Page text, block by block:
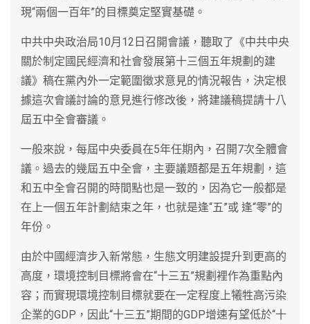
現“兩個一百年”的目標奠定堅實基礎。
中共中央政治局10月12日召開會議，聽取了《中共中央
關於制定國民經濟和社會發展第十三個五年規劃的建
議》稿在黨內外一定範圍徵求意見的情況報告，決定根
據這次會議討論的意見進行修改後，將建議稿提請十八
屆五中全會審議。
一般來說，每屆中央委員在5年任期內，召開7次全體會
議。過去的幾屆五中全會，主要議題都是五年規劃，這
和五中全會召開的時間點也是一致的，因為它一般都是
在上一個五年計劃結束之年，也就是逢“五”或 逢“零”的
年份。
由於中國經濟步入新常態，生態文明建設提升到更高的
高度，環境控制目標將會在“十三五”規劃裡作為重點內
容；而實現環境控制目標就要在一定程度上犧牲高污染
企業的GDP，因此“十三五”期間的GDP增速有望低於“十